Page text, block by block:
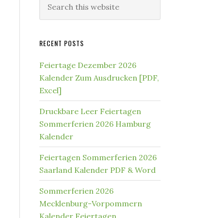
this
RECENT POSTS
Feiertage Dezember 2026
Kalender Zum Ausdrucken [PDF,
Excel]
Druckbare Leer Feiertagen
Sommerferien 2026 Hamburg
Kalender
Feiertagen Sommerferien 2026
Saarland Kalender PDF & Word
Sommerferien 2026
Mecklenburg-Vorpommern
Kalender Feiertagen